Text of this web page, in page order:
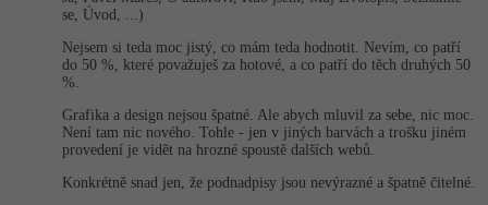
se, Úvod, ...)
Nejsem si teda moc jistý, co mám teda hodnotit. Nevím, co patří
do 50 %, které považuješ za hotové, a co patří do těch druhých 50
%.
Grafika a design nejsou špatné. Ale abych mluvil za sebe, nic moc.
Není tam nic nového. Tohle - jen v jiných barvách a trošku jiném
provedení je vidět na hrozné spoustě dalších webů.
Konkrétně snad jen, že podnadpisy jsou nevýrazné a špatně čitelné.